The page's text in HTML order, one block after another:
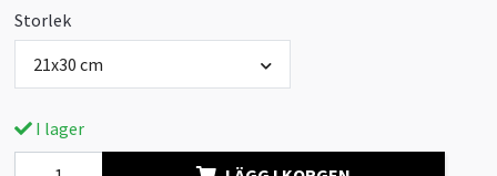
Storlek
21x30 cm
I lager